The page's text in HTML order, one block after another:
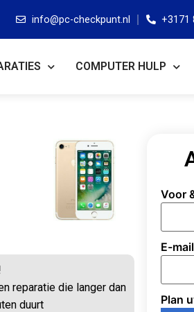
info@pc-checkpunt.nl +3171
COMPUTER HULP
reparatie die langer dan
duurt
Voor
E-
Plan